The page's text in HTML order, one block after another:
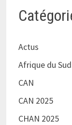
Actus
Afrique du Sud
CAN
CAN 2025
CHAN 2025